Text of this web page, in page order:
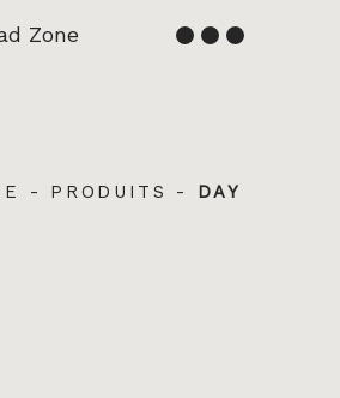
Zone
- PRODUITS - DAY